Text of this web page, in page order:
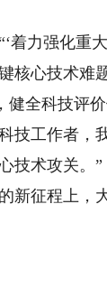
力强化重
核心技术难
健全科技
技工作者，
技术攻关。”
征程上，大